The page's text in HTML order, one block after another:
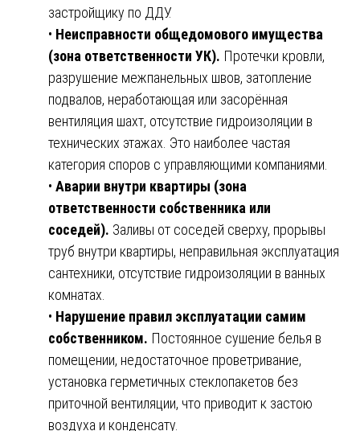
застройщику по ДДУ.
• Неисправности общедомового имущества
(зона ответственности УК). Протечки кровли,
разрушение межпанельных швов, затопление
подвалов, неработающая или засорённая
вентиляция шахт, отсутствие гидроизоляции в
технических этажах. Это наиболее частая
категория споров с управляющими компаниями.
• Аварии внутри квартиры (зона
ответственности собственника или
соседей). Заливы от соседей сверху, прорывы
труб внутри квартиры, неправильная эксплуатация
сантехники, отсутствие гидроизоляции в ванных
комнатах.
• Нарушение правил эксплуатации самим
собственником. Постоянное сушение белья в
помещении, недостаточное проветривание,
установка герметичных стеклопакетов без
приточной вентиляции, что приводит к застою
воздуха и конденсату.